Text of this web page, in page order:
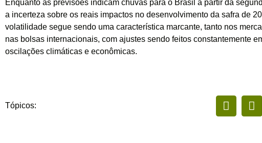
Enquanto as previsões indicam chuvas para o Brasil a partir da
a incerteza sobre os reais impactos no desenvolvimento da safra de
volatilidade segue sendo uma característica marcante, tanto nos
nas bolsas internacionais, com ajustes sendo feitos constantemente
oscilações climáticas e econômicas.
Tópicos: